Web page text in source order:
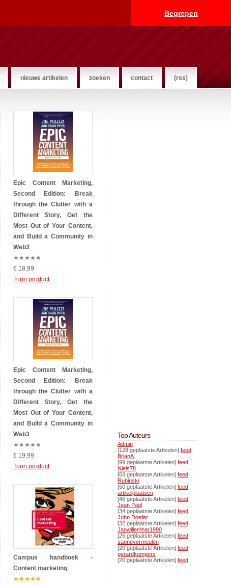
Begrepen
nieuwe artikelen zoeken contact (rss)
Epic Content Marketing,
Second Edition: Break
through the Clutter with a
Different Story, Get the
Most Out of Your Content,
and Build a Community in
Web3
★★★★★
€ 18,99
Toon product
Epic Content Marketing,
Second Edition: Break
through the Clutter with a
Different Story, Get the
Most Out of Your Content,
and Build a Community in
Web3
★★★★★
€ 19,99
Toon product
Campus handboek -
Content marketing
★★★★★
Top Auteurs
Admin
[128 geplaatste Artikelen] feed
BrianA
[99 geplaatste Artikelen] feed
Niels78
[83 geplaatste Artikelen] feed
Rubinski
[50 geplaatste Artikelen] feed
artikelplaatsen
[46 geplaatste Artikelen] feed
Jean Paul
[34 geplaatste Artikelen] feed
John Doefer
[32 geplaatste Artikelen] feed
Janwillemhar1990
[25 geplaatste Artikelen] feed
sannevermeulen
[20 geplaatste Artikelen] feed
gerardkempers
[20 geplaatste Artikelen] feed